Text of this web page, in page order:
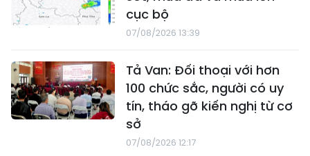
cục bộ
07/08/2026 13:39
Tả Van: Đối thoại với hơn
100 chức sắc, người có uy
tín, tháo gỡ kiến nghị từ cơ
sở
07/08/2026 12:17